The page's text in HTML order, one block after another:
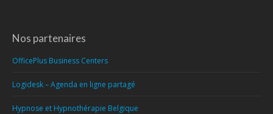
Nos partenaires
OfficePlus Business Centers
Logidesk – Agenda en ligne partagé
Hypnose et Hypnothérapie Belgique